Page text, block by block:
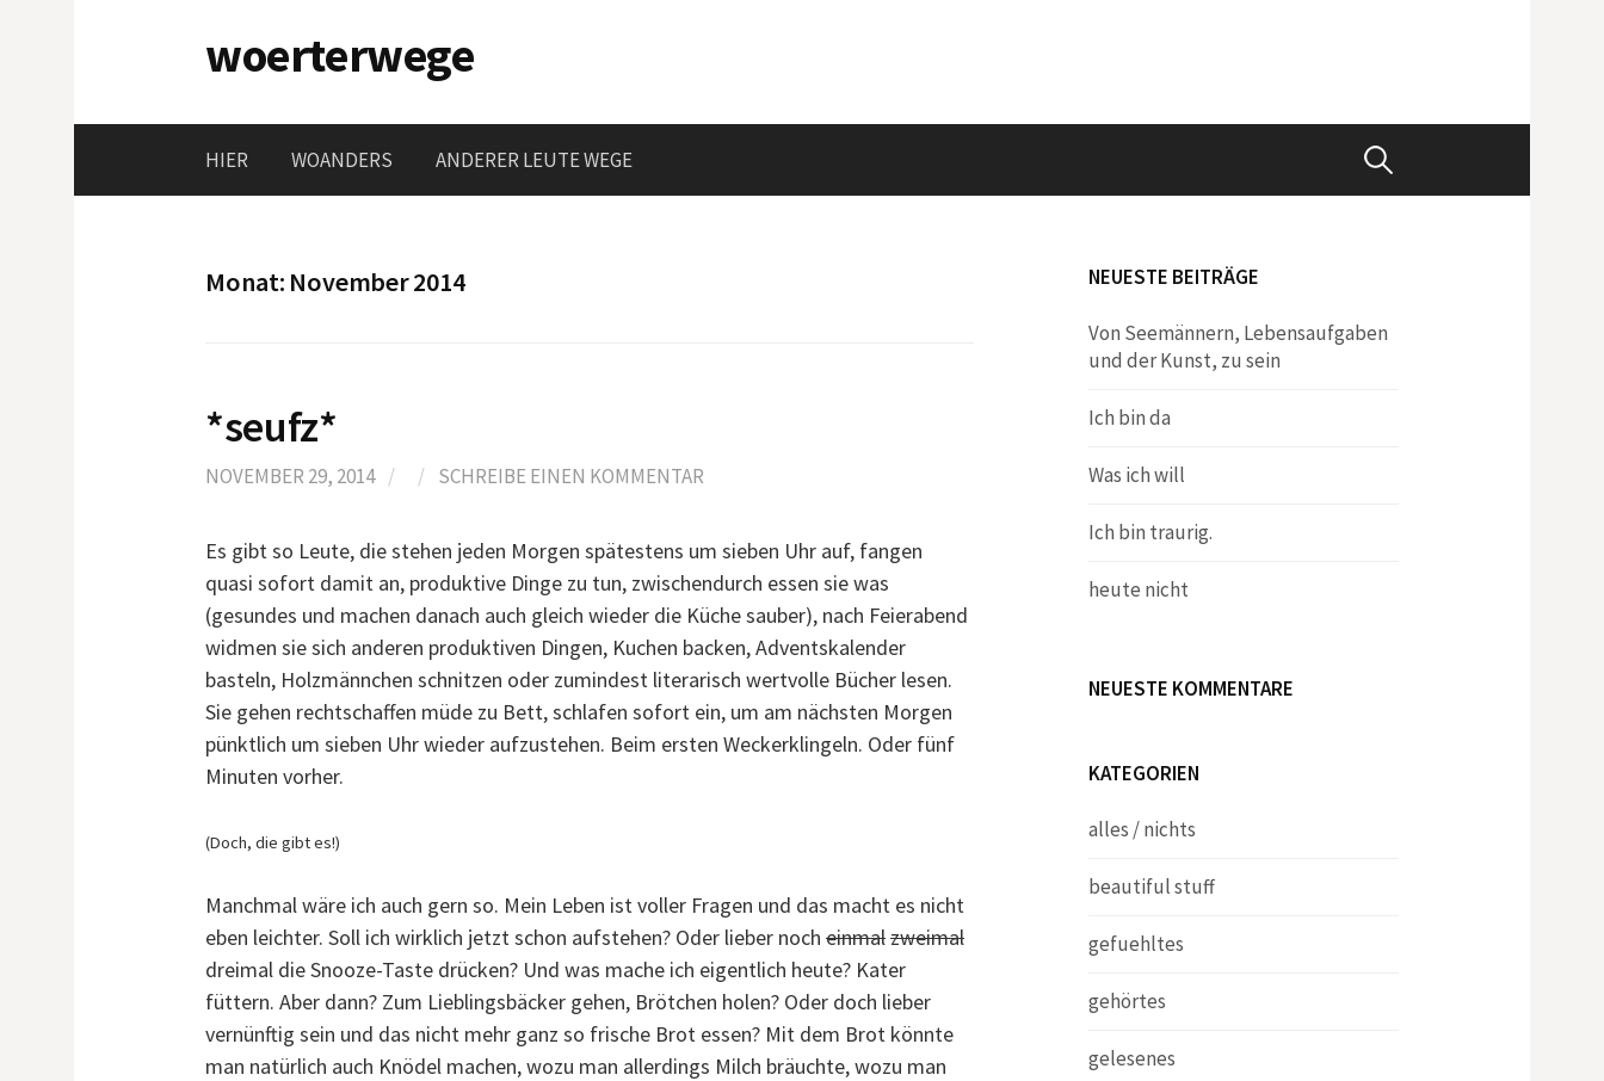
woerterwege
HIER WOANDERS ANDERER LEUTE WEGE Suchen
Monat: November 2014
*seufz*
NOVEMBER 29, 2014 / / SCHREIBE EINEN KOMMENTAR
Es gibt so Leute, die stehen jeden Morgen spätestens um sieben Uhr auf, fangen
quasi sofort damit an, produktive Dinge zu tun, zwischendurch essen sie was
(gesundes und machen danach auch gleich wieder die Küche sauber), nach Feierabend
widmen sie sich anderen produktiven Dingen, Kuchen backen, Adventskalender
basteln, Holzmännchen schnitzen oder zumindest literarisch wertvolle Bücher lesen.
Sie gehen rechtschaffen müde zu Bett, schlafen sofort ein, um am nächsten Morgen
pünktlich um sieben Uhr wieder aufzustehen. Beim ersten Weckerklingeln. Oder fünf
Minuten vorher.
(Doch, die gibt es!)
Manchmal wäre ich auch gern so. Mein Leben ist voller Fragen und das macht es nicht
eben leichter. Soll ich wirklich jetzt schon aufstehen? Oder lieber noch einmalzweimal
dreimal die Snooze-Taste drücken? Und was mache ich eigentlich heute? Kater
füttern. Aber dann? Zum Lieblingsbäcker gehen, Brötchen holen? Oder doch lieber
vernünftig sein und das nicht mehr ganz so frische Brot essen? Mit dem Brot könnte
man natürlich auch Knödel machen, wozu man allerdings Milch bräuchte, wozu man
NEUESTE BEITRÄGE
Von Seemännern, Lebensaufgaben
und der Kunst, zu sein
Ich bin da
Was ich will
Ich bin traurig.
heute nicht
NEUESTE KOMMENTARE
KATEGORIEN
alles / nichts
beautiful stuff
gefuehltes
gehörtes
gelesenes